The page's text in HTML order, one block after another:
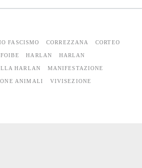
FASCISMO CORREZZANA CORTEO
FOIBE HARLAN HARLAN
HARLAN MANIFESTAZIONE
ANIMALI VIVISEZIONE